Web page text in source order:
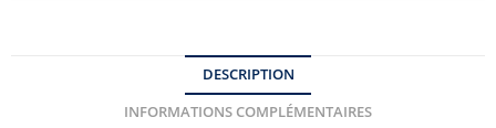
DESCRIPTION
INFORMATIONS COMPLÉMENTAIRES